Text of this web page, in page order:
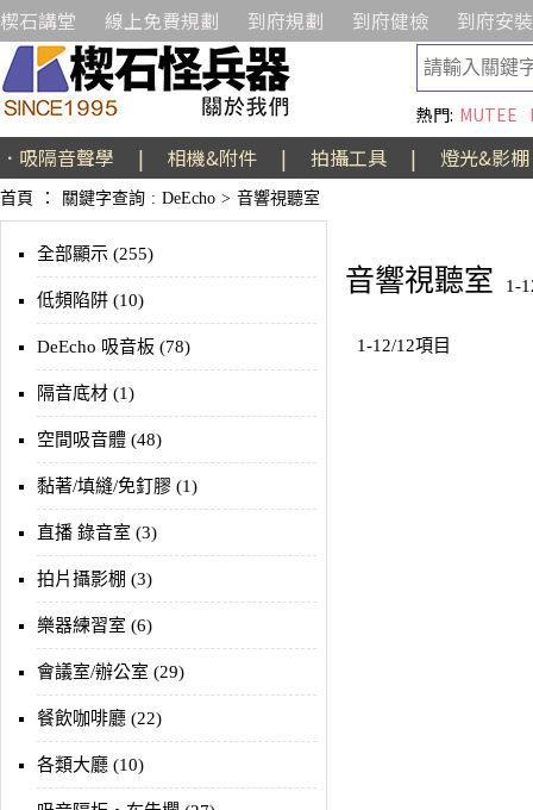
楔石講堂 線上免費規劃 到府規劃 到府健檢 到府安裝
熱門: MUTEE
．吸隔音聲學 | 相機&附件 | 拍攝工具 | 燈光&影棚
首頁 ： 關鍵字查詢 : DeEcho > 音響視聽室
全部顯示 (255)
低頻陷阱 (10)
DeEcho 吸音板 (78)
隔音底材 (1)
空間吸音體 (48)
黏著/填縫/免釘膠 (1)
直播 錄音室 (3)
拍片攝影棚 (3)
樂器練習室 (6)
會議室/辦公室 (29)
餐飲咖啡廳 (22)
各類大廳 (10)
音響視聽室 1-
1-12/12項目